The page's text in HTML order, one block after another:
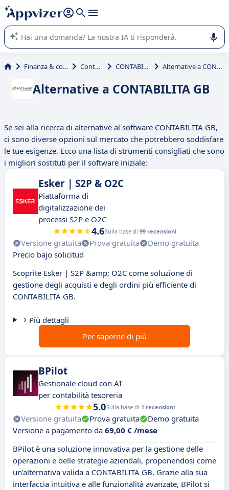
righe con
shift + enter
L'IA di Appvizer vi guida nell'utilizzo o nella scelta di un
software SaaS per la vostra azienda.
Finanza & contabilità Contabilità CONTABILITA GB Alternative a CONTABILITA GB
Alternative a CONTABILITA GB
Se sei alla ricerca di alternative al software CONTABILITA GB,
ci sono diverse opzioni sul mercato che potrebbero soddisfare
le tue esigenze. Ecco una lista di strumenti consigliati che sono
i migliori sostituti per il software iniziale:
Esker | S2P & O2C
Piattaforma di
digitalizzazione dei
processi S2P e O2C
4.6Sulla base di 99 recensioni
Versione gratuita Prova gratuita
Demo gratuita
Precio bajo solicitud
Scoprite Esker | S2P &amp; O2C come soluzione di
gestione degli acquisti e degli ordini più efficiente di
CONTABILITA GB.
Più dettagli
Per saperne di più
BPilot
Gestionale cloud con AI
per contabilità tesoreria
5.0Sulla base di 1 recensioni
Versione gratuita Prova gratuita
Demo gratuita
Versione a pagamento da 69,00 € /mese
BPilot è una soluzione innovativa per la gestione delle
operazioni e delle strategie aziendali, proponendosi come
un'alternativa valida a CONTABILITA GB. Grazie alla sua
interfaccia intuitiva e alle funzionalità avanzate, BPilot si